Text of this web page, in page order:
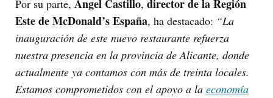
Por su parte, Ángel Castillo, director de la Región
Este de McDonald’s España, ha destacado: “La
inauguración de este nuevo restaurante refuerza
nuestra presencia en la provincia de Alicante, donde
actualmente ya contamos con más de treinta locales.
Estamos comprometidos con el apoyo a la economía